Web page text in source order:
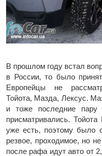
В прошлом году встал
в России, то было
Европейцы не
Тойота, Мазда, Лексус.
и тоже последние
присматривались.
уже есть, поэтому было
резвое, проходимое, но
после рафа идут авто от